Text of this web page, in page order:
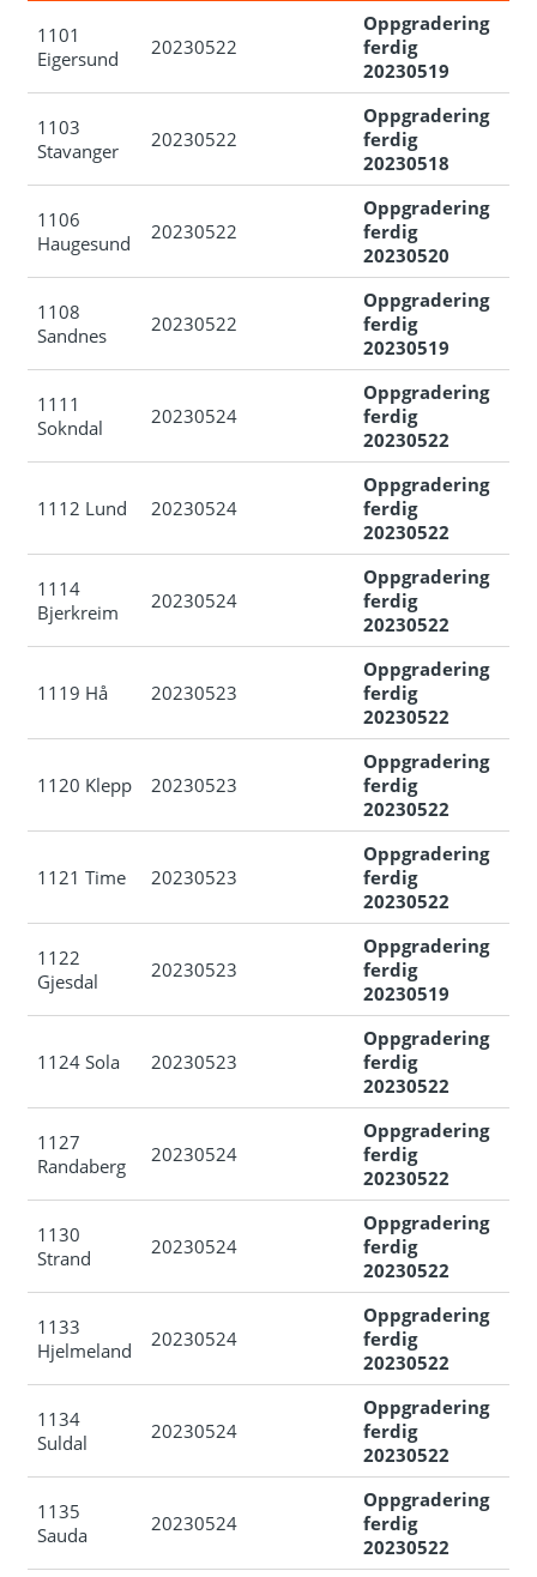
1101
Eigersund
20230522
Oppgradering
ferdig
20230519
1103
Stavanger
20230522
Oppgradering
ferdig
20230518
1106
Haugesund
20230522
Oppgradering
ferdig
20230520
1108
Sandnes
20230522
Oppgradering
ferdig
20230519
1111
Sokndal
20230524
Oppgradering
ferdig
20230522
1112 Lund 20230524
Oppgradering
ferdig
20230522
1114
Bjerkreim
20230524
Oppgradering
ferdig
20230522
1119 Hå 20230523
Oppgradering
ferdig
20230522
1120 Klepp 20230523
Oppgradering
ferdig
20230522
1121 Time 20230523
Oppgradering
ferdig
20230522
1122
Gjesdal
20230523
Oppgradering
ferdig
20230519
1124 Sola 20230523
Oppgradering
ferdig
20230522
1127
Randaberg
20230524
Oppgradering
ferdig
20230522
1130
Strand
20230524
Oppgradering
ferdig
20230522
1133
Hjelmeland
20230524
Oppgradering
ferdig
20230522
1134
Suldal
20230524
Oppgradering
ferdig
20230522
1135
Sauda
20230524
Oppgradering
ferdig
20230522